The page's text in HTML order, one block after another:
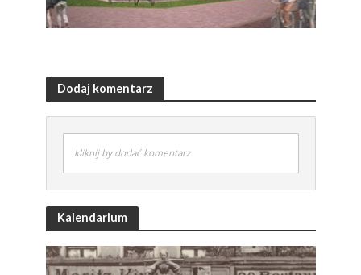
Dodaj komentarz
kliknij by dodać komentarz
Kalendarium